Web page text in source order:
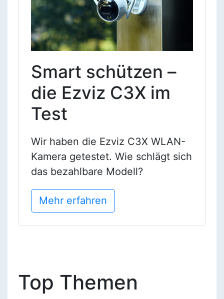
Smart schützen –
die Ezviz C3X im
Test
Wir haben die Ezviz C3X WLAN-
Kamera getestet. Wie schlägt sich
das bezahlbare Modell?
Mehr erfahren
Top Themen